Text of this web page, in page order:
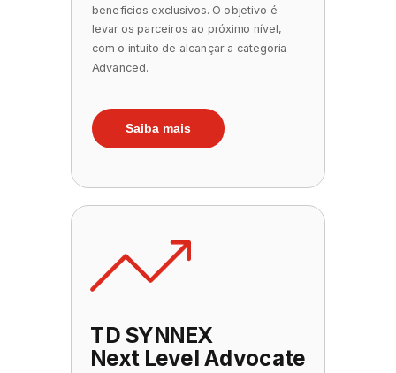
TD SYNNEX
Next Level Advocate
benefícios exclusivos. O objetivo é
levar os parceiros ao próximo nível,
com o intuito de alcançar a categoria
Advanced.
Saiba mais